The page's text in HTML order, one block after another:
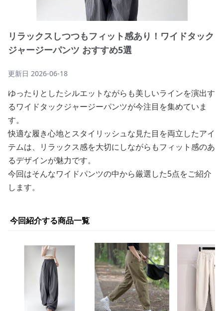
リラックスしつつもフィット感あり！ワイドタック
ジャージーパンツ おすすめ5選
更新日 2026-06-18
ゆったりとしたシルエットながらも美しいラインを演出す
るワイドタックジャージーパンツが今注目を集めていま
す。
快適な履き心地とスタイリッシュな見た目を両立したアイ
テムは、リラックス感を大切にしながらもフィット感のあ
るデザインが魅力です。
今回はそんなワイドパンツの中から厳選した5点をご紹介
します。
今回紹介する商品一覧